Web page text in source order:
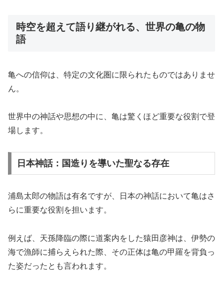
時空を超えて語り継がれる、世界の亀の物
語
亀への信仰は、特定の文化圏に限られたものではありませ
ん。
世界中の神話や思想の中に、亀は驚くほど重要な役割で登
場します。
日本神話：国造りを導いた聖なる存在
浦島太郎の物語は有名ですが、日本の神話において亀はさ
らに重要な役割を担います。
例えば、天孫降臨の際に道案内をした猿田彦神は、伊勢の
海で漁師に捕らえられた際、その正体は亀の甲羅を背負っ
た姿だったとも言われます。